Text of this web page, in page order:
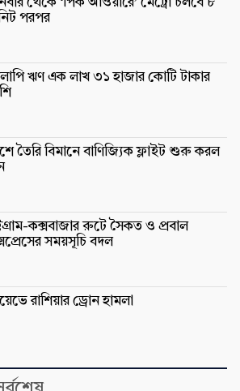
পরপর
ঋণ এক লাখ ৩১ হাজার কোটি টাকার
তৈরি বিমানে বাণিজ্যিক ফ্লাইট শুরু করল
কক্সবাজার রুটে সৈকত ও প্রবাল
সময়সূচি বদল
রাশিয়ার ড্রোন হামলা